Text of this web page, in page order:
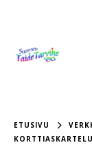
ETUSIVU